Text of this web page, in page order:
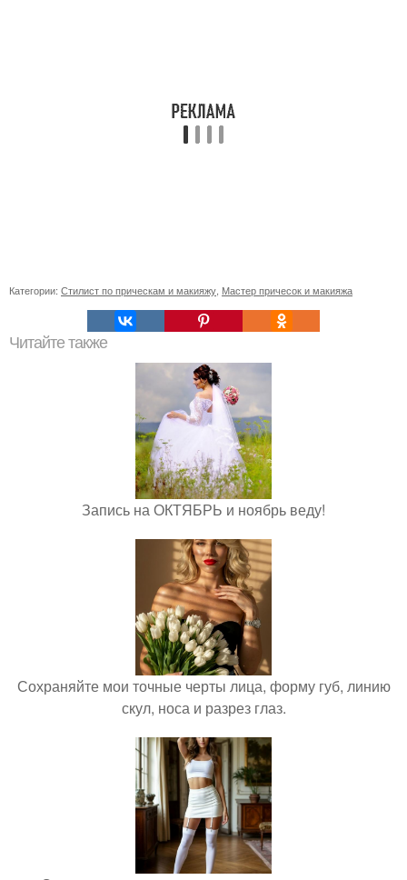
Категории: Стилист по прическам и макияжу Мастер причесок и макияжа
Читайте также
Запись на ОКТЯБРЬ и ноябрь веду!
Сохраняйте мои точные черты лица, форму губ, линию
скул, носа и разрез глаз.